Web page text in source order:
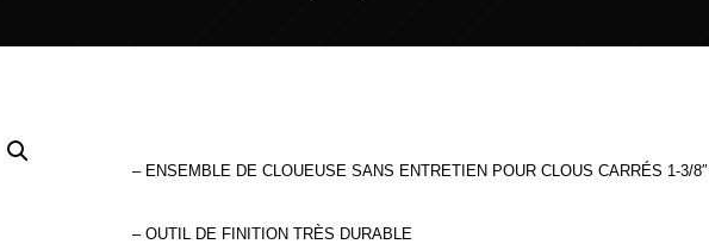
– ENSEMBLE DE CLOUEUSE SANS ENTRETIEN POUR CLOUS CARRÉS 1-3/8″
– OUTIL DE FINITION TRÈS DURABLE